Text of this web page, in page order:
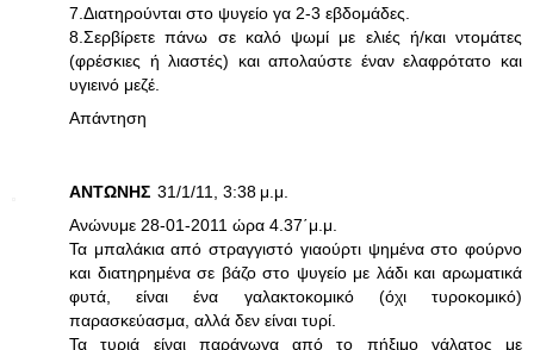
7.Διατηρούνται στο ψυγείο γα 2-3 εβδομάδες.
8.Σερβίρετε πάνω σε καλό ψωμί με ελιές ή/και ντομάτες
(φρέσκιες ή λιαστές) και απολαύστε έναν ελαφρότατο και
υγιεινό μεζέ.
Απάντηση
ΑΝΤΩΝΗΣ 31/1/11, 3:38 μ.μ.
Ανώνυμε 28-01-2011 ώρα 4.37΄μ.μ.
Τα μπαλάκια από στραγγιστό γιαούρτι ψημένα στο φούρνο
και διατηρημένα σε βάζο στο ψυγείο με λάδι και αρωματικά
φυτά, είναι ένα γαλακτοκομικό (όχι τυροκομικό)
παρασκεύασμα, αλλά δεν είναι τυρί.
Τα τυριά είναι παράγωγα από το πήξιμο γάλατος με